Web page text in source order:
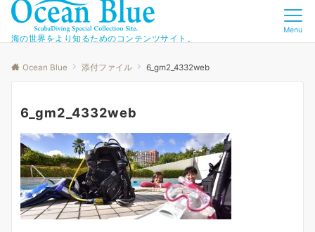
海の世界をより知るためのコンテンツサイト。
Menu
Ocean Blue 添付ファイル 6_gm2_4332web
6_gm2_4332web